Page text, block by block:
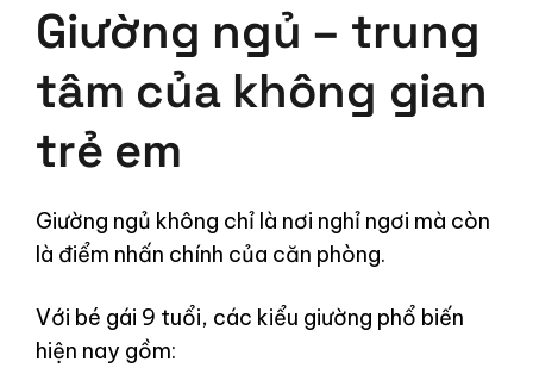
Giường ngủ – trung
tâm của không gian
trẻ em
Giường ngủ không chỉ là nơi nghỉ ngơi mà còn
là điểm nhấn chính của căn phòng.
Với bé gái 9 tuổi, các kiểu giường phổ biến
hiện nay gồm: